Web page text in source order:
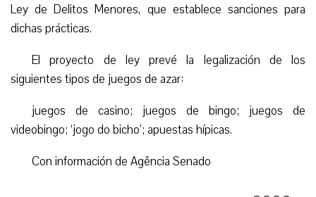
Ley de Delitos Menores, que establece sanciones para
dichas prácticas.
El proyecto de ley prevé la legalización de los
siguientes tipos de juegos de azar:
juegos de casino; juegos de bingo; juegos de
videobingo; ‘jogo do bicho’; apuestas hípicas.
Con información de Agência Senado